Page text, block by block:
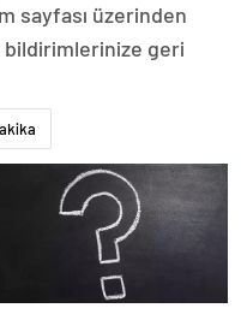
sayfası üzerinden
bildirimlerinize geri